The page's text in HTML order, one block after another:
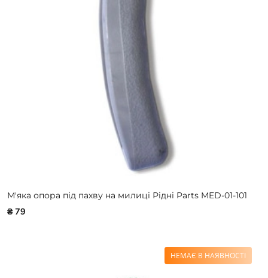
М'яка опора під пахву на милиці Рідні Parts MED-01-101
₴ 79
НЕМАЄ В НАЯВНОСТІ